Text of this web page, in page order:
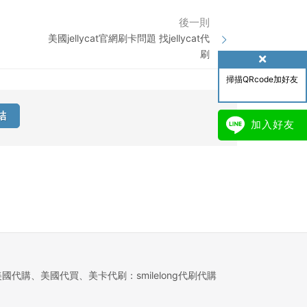
掃描QRcode加好友
加入好友
後一則
美國jellycat官網刷卡問題 找jellycat代
刷
國代購、美國代買、美卡代刷：smilelong代刷代購